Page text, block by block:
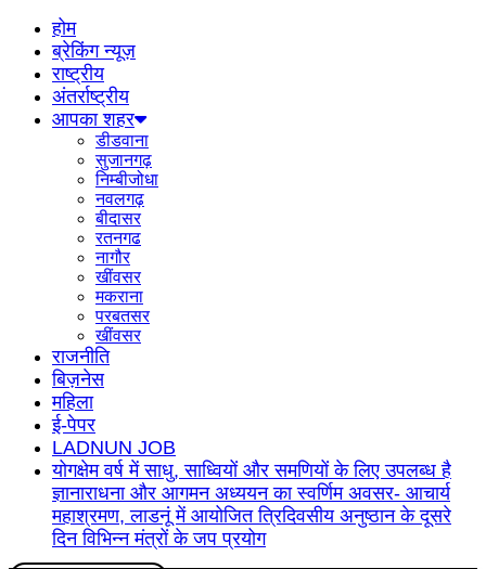
होम
ब्रेकिंग न्यूज़
राष्ट्रीय
अंतर्राष्ट्रीय
आपका शहर
डीडवाना
सुजानगढ़
निम्बीजोधा
नवलगढ़
बीदासर
रतनगढ
नागौर
खींवसर
मकराना
परबतसर
खींवसर
राजनीति
बिज़नेस
महिला
ई-पेपर
LADNUN JOB
योगक्षेम वर्ष में साधु, साध्वियों और समणियों के लिए उपलब्ध है
ज्ञानाराधना और आगमन अध्ययन का स्वर्णिम अवसर- आचार्य
महाश्रमण, लाडनूं में आयोजित त्रिदिवसीय अनुष्ठान के दूसरे
दिन विभिन्न मंत्रों के जप प्रयोग